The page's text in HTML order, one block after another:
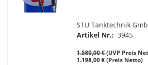
STU Tanktechnik
Artikel Nr.: 3945
1.580,00 €(UVP Preis
1.198,00 € (Preis Netto)